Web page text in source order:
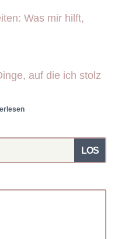
Was mir hilft,
auf die ich stolz
LOS